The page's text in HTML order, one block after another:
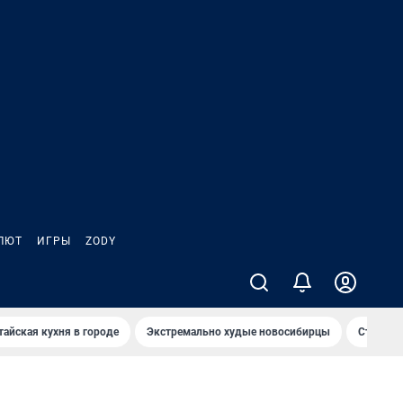
ИГРЫ ZODY
кухня в городе Экстремально худые новосибирцы Старт